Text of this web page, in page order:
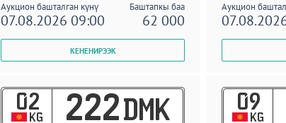
Аукцион башталган күнү Баштапкы баа
07.08.2026 09:00 62 000
Аукцион
02
KG 222 DMK 09
KG